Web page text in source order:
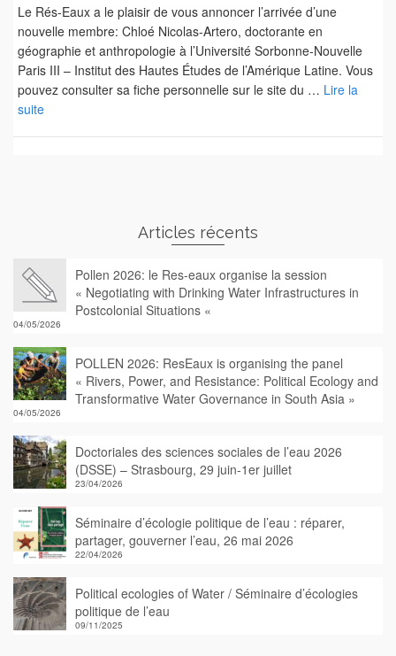
Le Rés-Eaux a le plaisir de vous annoncer l’arrivée d’une
nouvelle membre: Chloé Nicolas-Artero, doctorante en
géographie et anthropologie à l’Université Sorbonne-Nouvelle
Paris III – Institut des Hautes Études de l’Amérique Latine. Vous
pouvez consulter sa fiche personnelle sur le site du … Lire la
suite
Articles récents
Pollen 2026: le Res-eaux organise la session
« Negotiating with Drinking Water Infrastructures in
Postcolonial Situations «
04/05/2026
POLLEN 2026: ResEaux is organising the panel
« Rivers, Power, and Resistance: Political Ecology and
Transformative Water Governance in South Asia »
04/05/2026
Doctoriales des sciences sociales de l’eau 2026
(DSSE) – Strasbourg, 29 juin-1er juillet
23/04/2026
Séminaire d’écologie politique de l’eau : réparer,
partager, gouverner l’eau, 26 mai 2026
22/04/2026
Political ecologies of Water / Séminaire d’écologies
politique de l’eau
09/11/2025